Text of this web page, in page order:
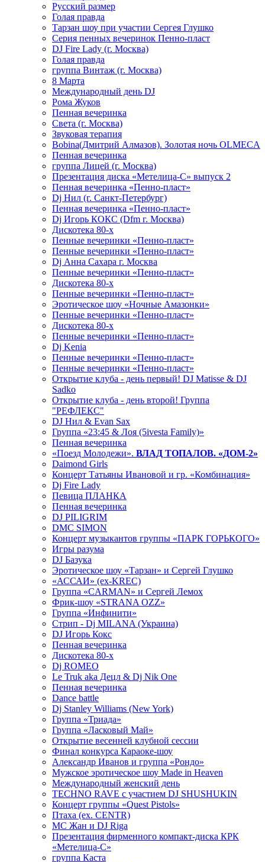
Русский размер
Голая правда
Тарзан шоу при участии Сергея Глушко
Серия пенных вечеринок Пенно-пласт
DJ Fire Lady (г. Москва)
Голая правда
группа Винтаж (г. Москва)
8 Марта
Международный день DJ
Рома Жуков
Пенная вечеринка
Света (г. Москва)
Звуковая терапия
Bobina(Дмитрий Алмазов). Золотая ночь OLMECA
Пенная вечеринка
группа Лицей (г. Москва)
Презентация диска «Метелица-С» выпуск 2
Пенная вечеринка «Пенно-пласт»
Dj Нил (г. Санкт-Петербург)
Пенная вечеринка «Пенно-пласт»
Dj Игорь КОКС (Dfm г. Москва)
Дискотека 80-х
Пенные вечеринки «Пенно-пласт»
Пенные вечеринки «Пенно-пласт»
Dj Анна Сахара г. Москва
Пенные вечеринки «Пенно-пласт»
Дискотека 80-х
Пенные вечеринки «Пенно-пласт»
Эротическое шоу «Ночные Амазонки»
Пенные вечеринки «Пенно-пласт»
Дискотека 80-х
Пенные вечеринки «Пенно-пласт»
Dj Kenia
Пенные вечеринки «Пенно-пласт»
Пенные вечеринки «Пенно-пласт»
Открытие клуба - день первый! DJ Matisse & DJ
Sadko
Открытие клуба - день второй! Группа
"РЕФЛЕКС"
DJ Нил & Evan Sax
Группа «23:45 & Лоя (5ivesta Family)»
Пенная вечеринка
«Поезд Молодежи». ВЛАД ТОПАЛОВ. «ДОМ-2»
Daimond Girls
Концерт Татьяны Ивановой и гр. «Комбинация»
Dj Fire Lady
Певица ПЛАНКА
Пенная вечеринка
DJ PILIGRIM
DMC SIMON
Концерт музыкантов группы «ПАРК ГОРЬКОГО»
Игры разума
DJ Базука
Эротическое шоу «Тарзан» и Сергей Глушко
«АССАИ» (ex-KREC)
Группа «CARMAN» и Сергей Лемох
Фрик-шоу «STRANA OZZ»
Группа «Инфинити»
Стрип - Dj MILANA (Украина)
DJ Игорь Кокс
Пенная вечеринка
Дискотека 80-х
Dj ROMEO
Le Truk aka Децл & Dj Nik One
Пенная вечеринка
Dance battle
Dj Stanley Williams (New York)
Группа «Триада»
Группа «Ласковый Май»
Открытие весенней клубной сессии
Финал конкурса Караоке-шоу
Александр Иванов и группа «Рондо»
Мужское эротическое шоу Made in Heaven
Международный женский день
TECHNO RAVE с участием DJ SHUSHUKIN
Концерт группы «Quest Pistols»
Птаха (ex. CENTR)
МС Жан и DJ Riga
Презентация фирменного компакт-диска КРК
«Метелица-С»
группа Каста